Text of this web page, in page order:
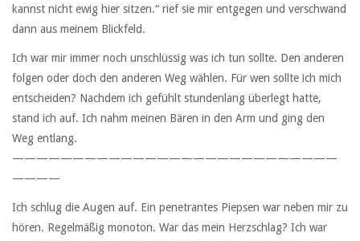
kannst nicht ewig hier sitzen.“ rief sie mir entgegen und verschwand
dann aus meinem Blickfeld.
Ich war mir immer noch unschlüssig was ich tun sollte. Den anderen
folgen oder doch den anderen Weg wählen. Für wen sollte ich mich
entscheiden? Nachdem ich gefühlt stundenlang überlegt hatte,
stand ich auf. Ich nahm meinen Bären in den Arm und ging den
Weg entlang.
———————————————————————————
————
Ich schlug die Augen auf. Ein penetrantes Piepsen war neben mir zu
hören. Regelmäßig monoton. War das mein Herzschlag? Ich war